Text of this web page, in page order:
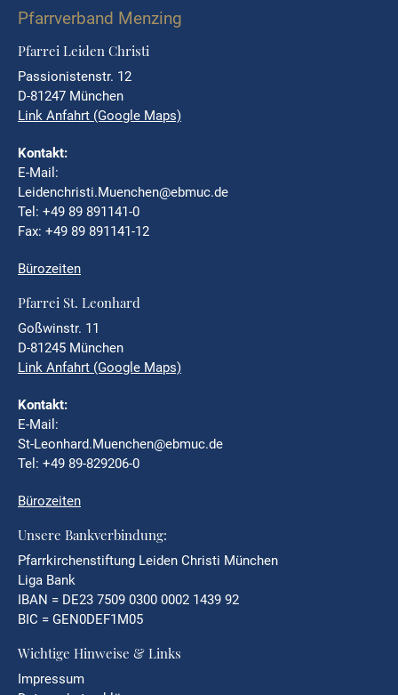
Pfarrverband Menzing
Pfarrei Leiden Christi
Passionistenstr. 12
D-81247 München
Link Anfahrt (Google Maps)
Kontakt:
E-Mail:
Leidenchristi.Muenchen@ebmuc.de
Tel: +49 89 891141-0
Fax: +49 89 891141-12
Bürozeiten
Pfarrei St. Leonhard
Goßwinstr. 11
D-81245 München
Link Anfahrt (Google Maps)
Kontakt:
E-Mail:
St-Leonhard.Muenchen@ebmuc.de
Tel: +49 89-829206-0
Bürozeiten
Unsere Bankverbindung:
Pfarrkirchenstiftung Leiden Christi München
Liga Bank
IBAN = DE23 7509 0300 0002 1439 92
BIC = GEN0DEF1M05
Wichtige Hinweise & Links
Impressum